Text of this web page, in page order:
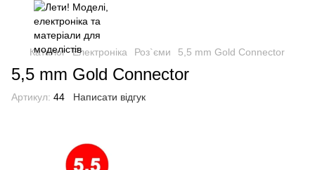
Каталог Електроніка Роз`єми 5,5 mm Gold Connector
5,5 mm Gold Connector
Артикул: 44 Написати відгук